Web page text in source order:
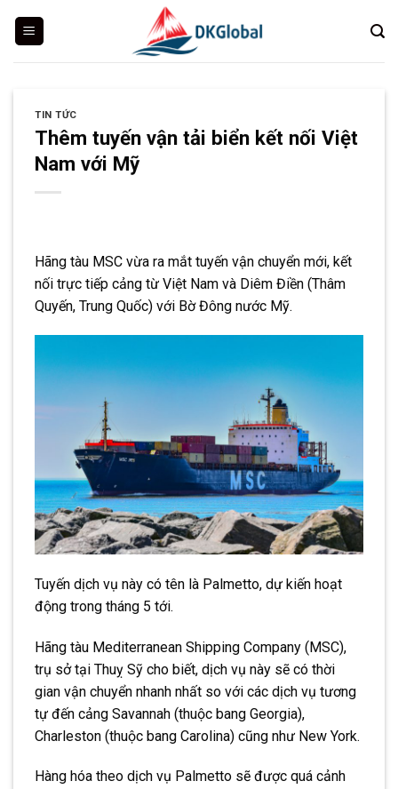
TIN TỨC
Thêm tuyến vận tải biển kết nối Việt
Nam với Mỹ
Hãng tàu MSC vừa ra mắt tuyến vận chuyển mới, kết
nối trực tiếp cảng từ Việt Nam và Diêm Điền (Thâm
Quyến, Trung Quốc) với Bờ Đông nước Mỹ.
Tuyến dịch vụ này có tên là Palmetto, dự kiến hoạt
động trong tháng 5 tới.
Hãng tàu Mediterranean Shipping Company (MSC),
trụ sở tại Thuỵ Sỹ cho biết, dịch vụ này sẽ có thời
gian vận chuyển nhanh nhất so với các dịch vụ tương
tự đến cảng Savannah (thuộc bang Georgia),
Charleston (thuộc bang Carolina) cũng như New York.
Hàng hóa theo dịch vụ Palmetto sẽ được quá cảnh